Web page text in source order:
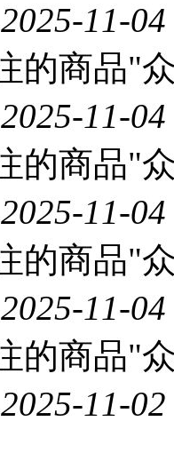
2025-11-
的商品"
2025-11-
的商品"
2025-11-
的商品"
2025-11-
的商品"
2025-11-